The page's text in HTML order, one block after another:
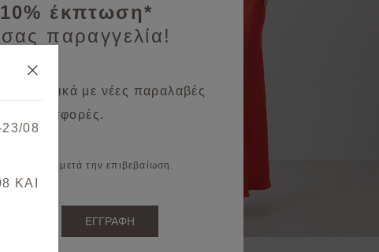
10% έκπτωση*
παραγγελία!
σχετικά με νέες παραλαβές
προσφορές.
σας μετά την επιβεβαίωση.
ΕΓΓΡΑΦΗ
08
KAI